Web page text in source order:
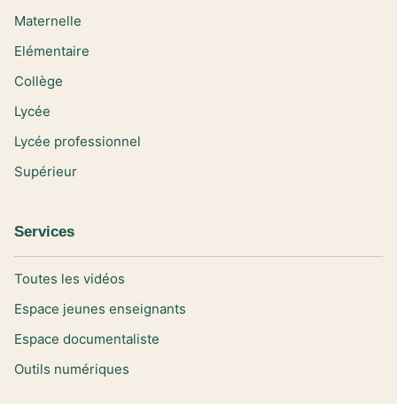
Maternelle
Elémentaire
Collège
Lycée
Lycée professionnel
Supérieur
Services
Toutes les vidéos
Espace jeunes enseignants
Espace documentaliste
Outils numériques